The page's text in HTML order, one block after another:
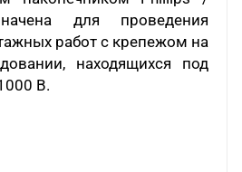
для проведения
работ с крепежом на
находящихся под
В.